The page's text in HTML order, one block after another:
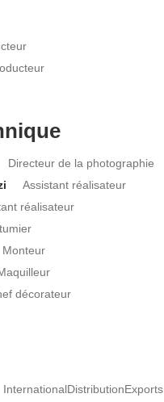
Directeur de la photographie
Assistant réalisateur
réalisateur
Monteur
décorateur
InternationalDistributionExports